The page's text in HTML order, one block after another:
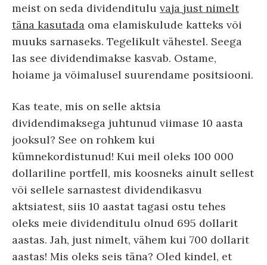
meist on seda dividenditulu vaja just nimelt
täna kasutada oma elamiskulude katteks või
muuks sarnaseks. Tegelikult vähestel. Seega
las see dividendimakse kasvab. Ostame,
hoiame ja võimalusel suurendame positsiooni.
Kas teate, mis on selle aktsia
dividendimaksega juhtunud viimase 10 aasta
jooksul? See on rohkem kui
kümnekordistunud! Kui meil oleks 100 000
dollariline portfell, mis koosneks ainult sellest
või sellele sarnastest dividendikasvu
aktsiatest, siis 10 aastat tagasi ostu tehes
oleks meie dividenditulu olnud 695 dollarit
aastas. Jah, just nimelt, vähem kui 700 dollarit
aastas! Mis oleks seis täna? Oled kindel, et